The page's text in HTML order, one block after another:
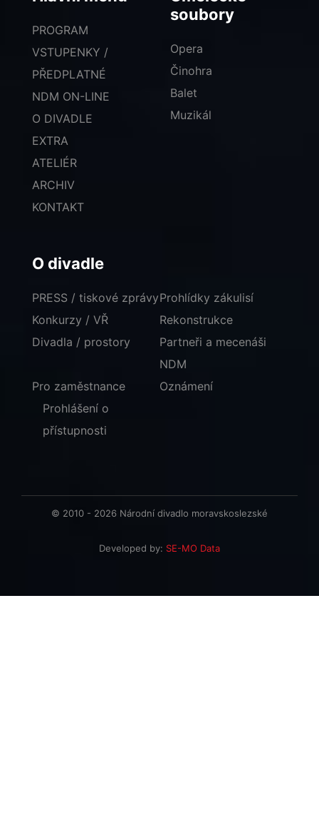
PROGRAM
VSTUPENKY /
PŘEDPLATNÉ
NDM ON-LINE
O DIVADLE
EXTRA
ATELIÉR
ARCHIV
KONTAKT
soubory
Opera
Činohra
Balet
Muzikál
O divadle
PRESS / tiskové zprávy
Konkurzy / VŘ
Divadla / prostory
Prohlídky zákulisí
Rekonstrukce
Partneři a mecenáši
NDM
Pro zaměstnance
Oznámení
Prohlášení o
přístupnosti
© 2010 - 2026 Národní divadlo moravskoslezské
Developed by: SE-MO Data